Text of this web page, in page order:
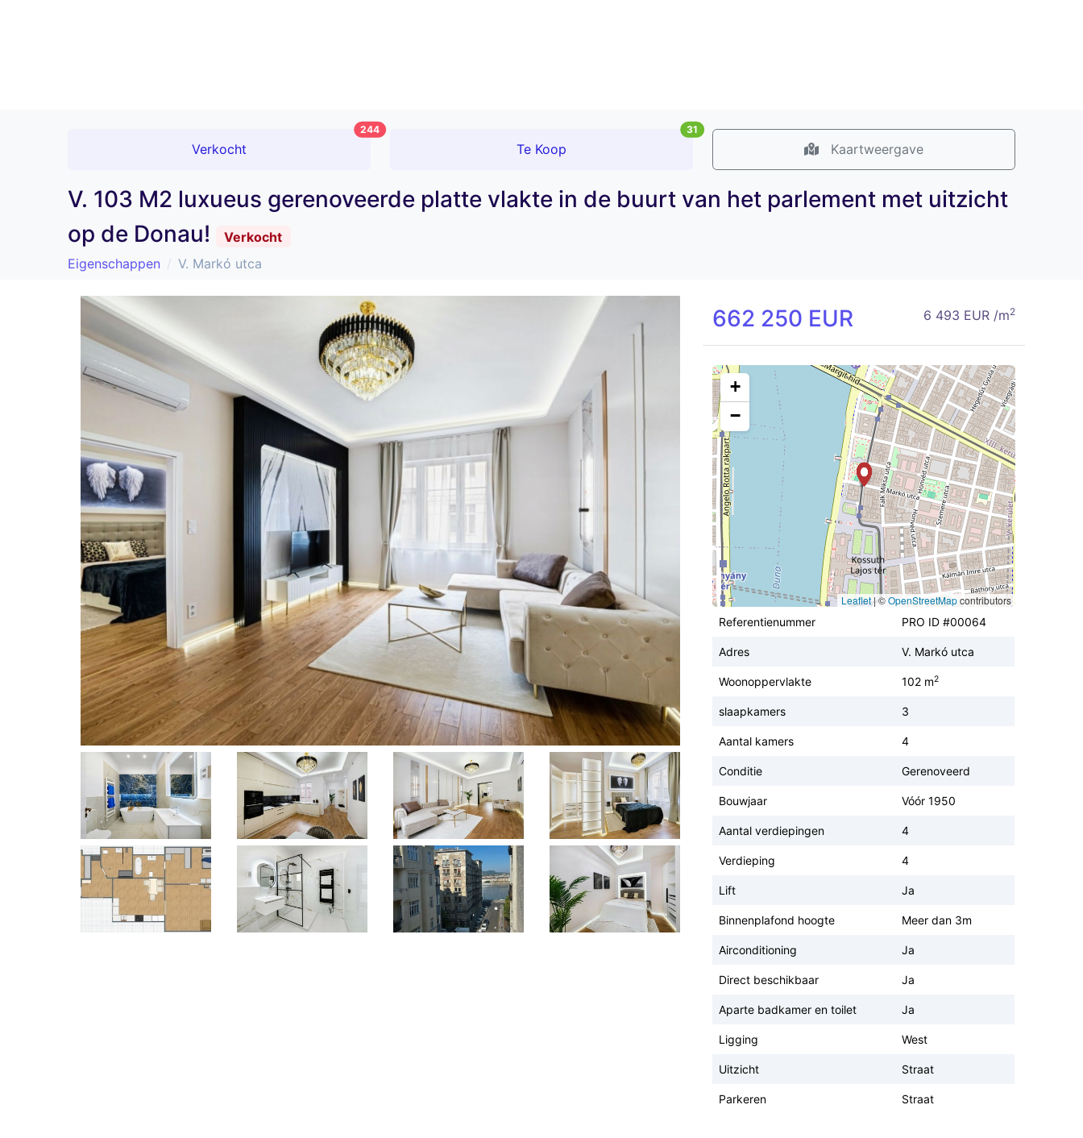
Verkocht
244
Te Koop
31
Kaartweergave
V. 103 M2 luxueus gerenoveerde platte vlakte in de buurt van het parlement met uitzicht
op de Donau!
Verkocht
Eigenschappen
V. Markó utca
662 250 EUR 6 493 EUR /m2
+
−
Leaflet|©OpenStreetMapcontributors
Referentienummer
PRO ID #00064
Adres V. Markó utca
Woonoppervlakte 102 m2
slaapkamers 3
Aantal kamers 4
Conditie Gerenoveerd
Bouwjaar Vóór 1950
Aantal verdiepingen 4
Verdieping 4
Lift Ja
Binnenplafond hoogte Meer dan 3m
Airconditioning Ja
Direct beschikbaar Ja
Aparte badkamer en toilet Ja
Ligging West
Uitzicht Straat
Parkeren Straat